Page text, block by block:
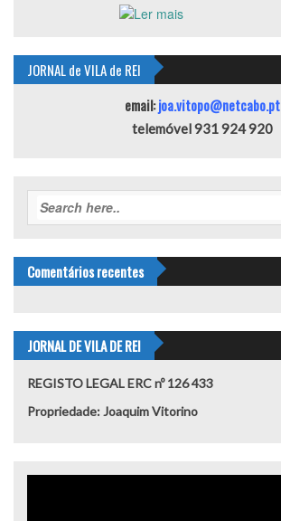
JORNAL de VILA de REI
email:joa.vitopo@netcabo.pt
telemóvel 931 924 920
Comentários recentes
JORNAL DE VILA DE REI
REGISTO LEGAL ERC nº 126 433
Propriedade: Joaquim Vitorino